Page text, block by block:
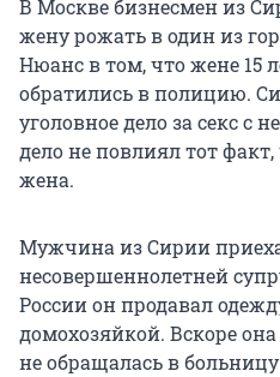
В Москве бизнесмен из
жену рожать в один из
Нюанс в том, что жене 15
обратились в полицию.
уголовное дело за секс с
дело не повлиял тот
жена.
Мужчина из Сирии
несовершеннолетней
России он продавал
домохозяйкой. Вскоре
не обращалась в